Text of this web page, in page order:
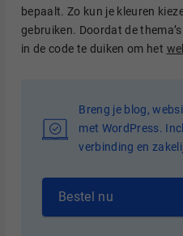
bepaalt. Zo kun je kleuren
gebruiken. Doordat de
in de code te duiken om het
Breng je blog,
met WordPress.
verbinding en
Bestel nu